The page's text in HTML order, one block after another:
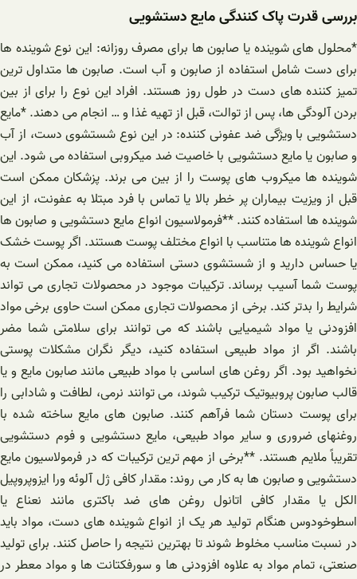
بررسی قدرت پاک کنندگی مایع دستشویی
*محلول های شوینده یا صابون ها برای مصرف روزانه: این نوع شوینده ها
برای دست شامل استفاده از صابون و آب است. صابون ها متداول ترین
تمیز کننده های دست در طول روز هستند. افراد این نوع را برای از بین
بردن آلودگی ها، پس از توالت، قبل از تهیه غذا و … انجام می دهند. *مایع
دستشویی با ویژگی ضد عفونی کننده: در این نوع شستشوی دست، از آب
و صابون یا مایع دستشویی با خاصیت ضد میکروبی استفاده می شود. این
شوینده ها میکروب های پوست را از بین می برند. پزشکان ممکن است
قبل از ویزیت بیماران پر خطر بالا یا تماس با فرد مبتلا به عفونت، از این
شوینده ها استفاده کنند. **فرمولاسیون انواع مایع دستشویی و صابون ها
انواع شوینده ها متناسب با انواع مختلف پوست هستند. اگر پوست خشک
یا حساس دارید و از شستشوی دستی استفاده می کنید، ممکن است به
پوست شما آسیب برساند. ترکیبات موجود در محصولات تجاری می تواند
شرایط را بدتر کند. برخی از محصولات تجاری ممکن است حاوی برخی مواد
افزودنی یا مواد شیمیایی باشند که می توانند برای سلامتی شما مضر
باشند. اگر از مواد طبیعی استفاده کنید، دیگر نگران مشکلات پوستی
نخواهید بود. اگر روغن های اساسی با مواد طبیعی مانند صابون مایع و یا
قالب صابون پروبیوتیک ترکیب شوند، می توانند نرمی، لطافت و شادابی را
برای پوست دستان شما فرآهم کنند. صابون های مایع ساخته شده با
روغنهای ضروری و سایر مواد طبیعی، مایع دستشویی و فوم دستشویی
تقریباً ملایم هستند. **برخی از مهم ترین ترکیبات که در فرمولاسیون مایع
دستشویی و صابون ها به کار می روند: مقدار کافی ژل آلوئه ورا ایزوپروپیل
الکل یا مقدار کافی اتانول روغن های ضد باکتری مانند نعناع یا
اسطوخودوس هنگام تولید هر یک از انواع شوینده های دست، مواد باید
در نسبت مناسب مخلوط شوند تا بهترین نتیجه را حاصل کنند. برای تولید
صنعتی، تمام مواد به علاوه افزودنی ها و سورفکتانت ها و مواد معطر در